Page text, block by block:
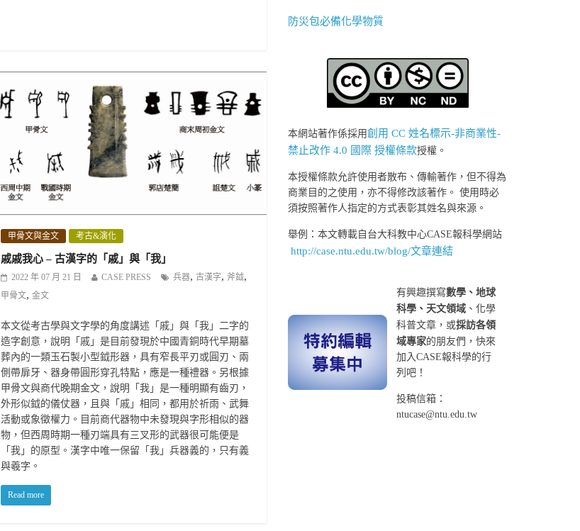
甲骨文與金文 考古&演化
戚戚我心 – 古漢字的「戚」與「我」
2022 年 07 月 21 日 CASE PRESS 兵器,古漢字, 斧鉞,
甲骨文,金文
本文從考古學與文字學的角度講述「戚」與「我」二字的
造字創意，說明「戚」是目前發現於中國青銅時代早期墓
葬內的一類玉石製小型鉞形器，具有窄長平刃或圓刃、兩
側帶扉牙、器身帶圓形穿孔特點，應是一種禮器。另根據
甲骨文與商代晚期金文，說明「我」是一種明顯有齒刃，
外形似鉞的儀仗器，且與「戚」相同，都用於祈雨、武舞
活動或象徵權力。目前商代器物中未發現與字形相似的器
物，但西周時期一種刃端具有三叉形的武器很可能便是
「我」的原型。漢字中唯一保留「我」兵器義的，只有義
與羲字。
Read more
防災包必備化學物質
本網站著作係採用創用 CC 姓名標示-非商業性-
禁止改作 4.0 國際 授權條款授權。
本授權條款允許使用者散布、傳輸著作，但不得為
商業目的之使用，亦不得修改該著作。 使用時必
須按照著作人指定的方式表彰其姓名與來源。
舉例：本文轉載自台大科教中心CASE報科學網站
http://case.ntu.edu.tw/blog/文章連結
有興趣撰寫數學、地球
科學、天文領域 、化學
科普文章，或採訪各領
域專家的朋友們，快來
加入CASE報科學的行
列吧！
投稿信箱：
ntucase@ntu.edu.tw